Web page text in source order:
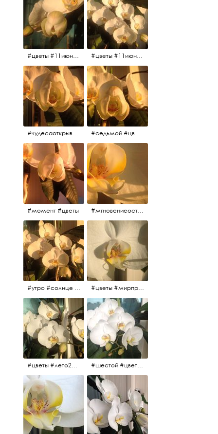
#цветы #11июня2017 #цветы #11июня2017
#чудесаоткрываются #красота #чудоприроды #нежность #цветы #прекрасное #седьмой #цветы #жизньналоджии
#момент #цветы #мгновениеостановись #прекрасныймомент #жаждарасцвета
#утро #солнце #белыеночи2017 #санктпетербург #цветы #седьмойпошёл #цветы #мирпрекрасен #пятьутра
#цветы #лето2017 #седьмойнаподходе #шестой #всегодевять #шестой #цветыцветут #цветы #лето2017 #летнийснег